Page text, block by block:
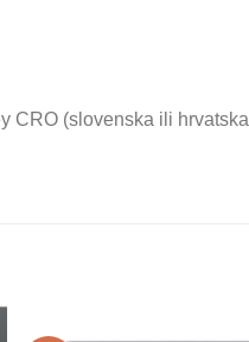
CRO (slovenska ili hrvatska